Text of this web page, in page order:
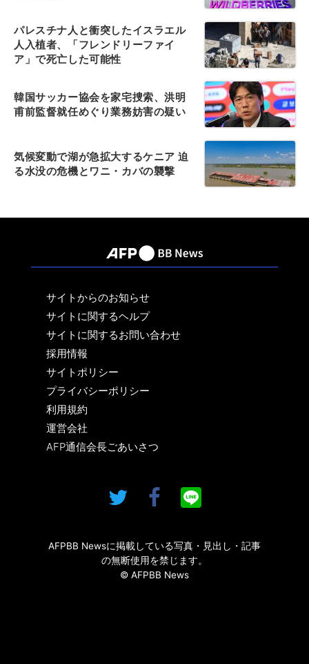
パレスチナ人と衝突したイスラエル
人入植者、「フレンドリーファイ
ア」で死亡した可能性
韓国サッカー協会を家宅捜索、洪明
甫前監督就任めぐり業務妨害の疑い
気候変動で湖が急拡大するケニア 迫
る水没の危機とワニ・カバの襲撃
サイトからのお知らせ
サイトに関するヘルプ
サイトに関するお問い合わせ
採用情報
サイトポリシー
プライバシーポリシー
利用規約
運営会社
AFP通信会長ごあいさつ
AFPBB Newsに掲載している写真・見出し・記事
の無断使用を禁じます。
© AFPBB News